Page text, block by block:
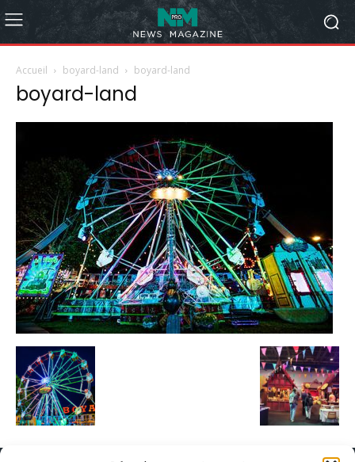
Accueil boyard-land boyard-land
boyard-land